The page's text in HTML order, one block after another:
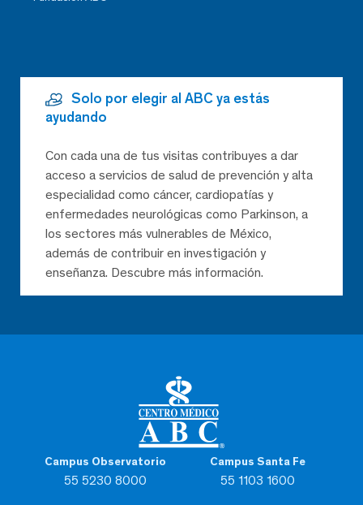
Campus Observatorio
55 5230 8000
Campus Santa Fe
55 1103 1600
Solo por elegir al ABC ya estás
ayudando
Con cada una de tus visitas contribuyes a dar
acceso a servicios de salud de prevención y alta
especialidad como cáncer, cardiopatías y
enfermedades neurológicas como Parkinson, a
los sectores más vulnerables de México,
además de contribuir en investigación y
enseñanza. Descubre más información.